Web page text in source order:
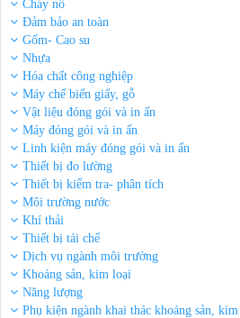
Cháy nổ
Đảm bảo an toàn
Gốm- Cao su
Nhựa
Hóa chất công nghiệp
Máy chế biến giấy, gỗ
Vật liệu đóng gói và in ấn
Máy đóng gói và in ấn
Linh kiện máy đóng gói và in ấn
Thiết bị đo lường
Thiết bị kiểm tra- phân tích
Môi trường nước
Khí thải
Thiết bị tái chế
Dịch vụ ngành môi trường
Khoáng sản, kim loại
Năng lượng
Phụ kiện ngành khai thác khoáng sản,